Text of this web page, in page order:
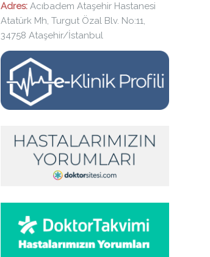
Adres: Acıbadem Ataşehir Hastanesi
Atatürk Mh, Turgut Özal Blv. No:11,
34758 Ataşehir/İstanbul